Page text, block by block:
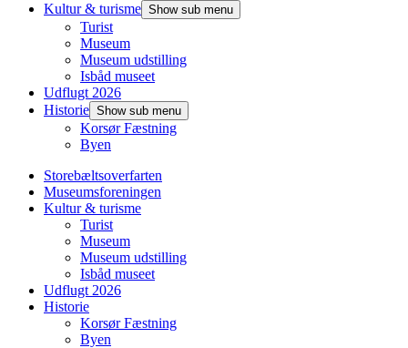
Kultur & turisme Show sub menu
Turist
Museum
Museum udstilling
Isbåd museet
Udflugt 2026
Historie Show sub menu
Korsør Fæstning
Byen
Storebæltsoverfarten
Museumsforeningen
Kultur & turisme
Turist
Museum
Museum udstilling
Isbåd museet
Udflugt 2026
Historie
Korsør Fæstning
Byen